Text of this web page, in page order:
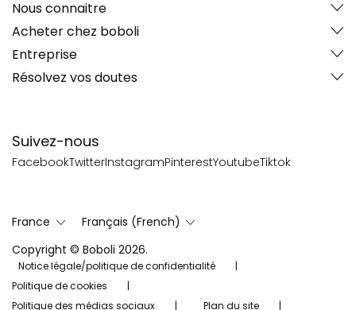
Suivez-nous
FacebookTwitterInstagramPinterestYoutubeTiktok
Nous connaitre
Acheter chez boboli
Entreprise
Résolvez vos doutes
France
Français (French)
Copyright © Boboli 2026.
Notice légale/politique de confidentialité
Politique de cookies
Politique des médias sociaux
Plan du site